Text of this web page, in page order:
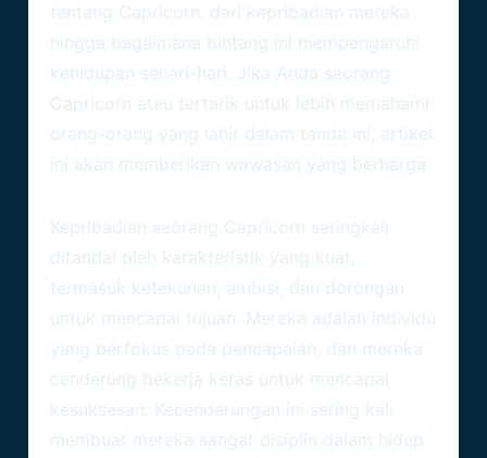
tentang Capricorn, dari kepribadian mereka
hingga bagaimana bintang ini mempengaruhi
kehidupan sehari-hari. Jika Anda seorang
Capricorn atau tertarik untuk lebih memahami
orang-orang yang lahir dalam tanda ini, artikel
ini akan memberikan wawasan yang berharga.
Kepribadian seorang Capricorn seringkali
ditandai oleh karakteristik yang kuat,
termasuk ketekunan, ambisi, dan dorongan
untuk mencapai tujuan. Mereka adalah individu
yang berfokus pada pencapaian, dan mereka
cenderung bekerja keras untuk mencapai
kesuksesan. Kecenderungan ini sering kali
membuat mereka sangat disiplin dalam hidup